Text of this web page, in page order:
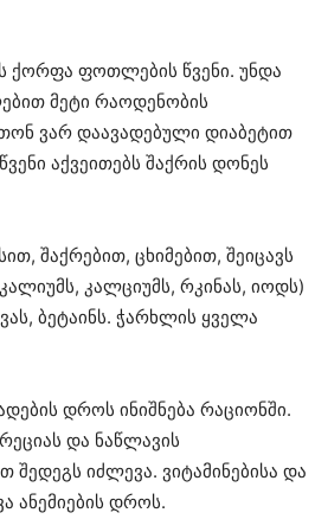
ქორფა ფოთლების წვენი. უნდა
მეტი რაოდენობის
ვარ დაავადებული დიაბეტით
აქვეითებს შაქრის დონეს
შაქრებით, ცხიმებით, შეიცავს
კალციუმს, რკინას, იოდს)
ბეტაინს. ჭარხლის ყველა
დროს ინიშნება რაციონში.
და ნაწლავის
იძლევა. ვიტამინებისა და
ანემიების დროს.